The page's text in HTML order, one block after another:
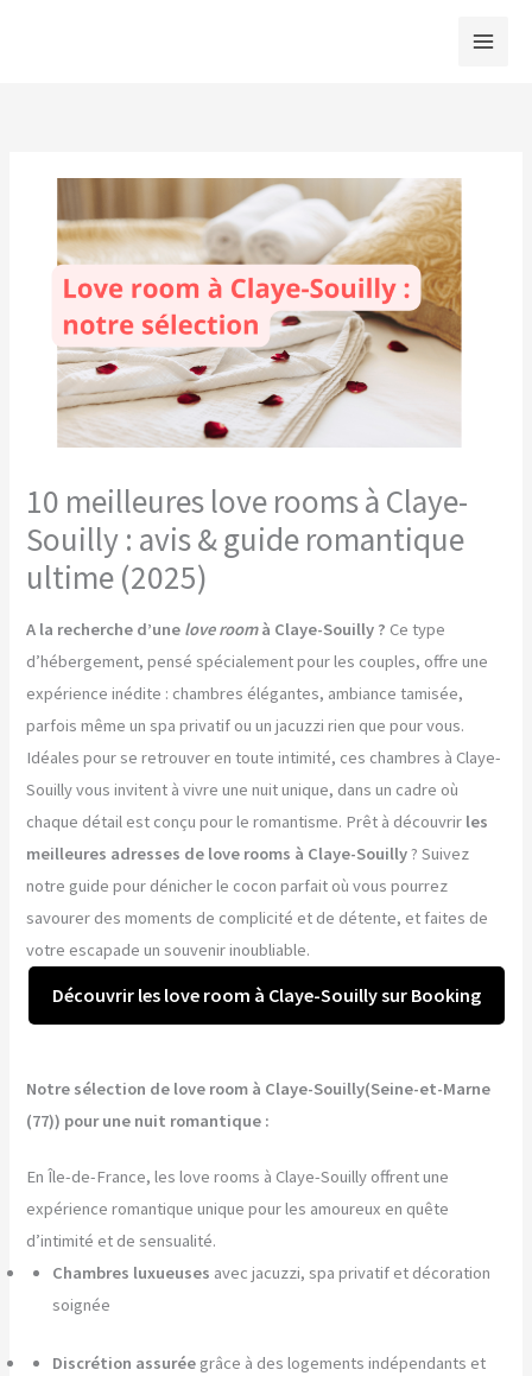
10 meilleures love rooms à Claye-
Souilly : avis & guide romantique
ultime (2025)
A la recherche d’une love roomà Claye-Souilly ? Ce type
d’hébergement, pensé spécialement pour les couples, offre une
expérience inédite : chambres élégantes, ambiance tamisée,
parfois même un spa privatif ou un jacuzzi rien que pour vous.
Idéales pour se retrouver en toute intimité, ces chambres à Claye-
Souilly vous invitent à vivre une nuit unique, dans un cadre où
chaque détail est conçu pour le romantisme. Prêt à découvrir les
meilleures adresses de love rooms à Claye-Souilly? Suivez
notre guide pour dénicher le cocon parfait où vous pourrez
savourer des moments de complicité et de détente, et faites de
votre escapade un souvenir inoubliable.
Découvrir les love room à Claye-Souilly sur Booking
Notre sélection de love room à Claye-Souilly(Seine-et-Marne
(77)) pour une nuit romantique :
En Île-de-France, les love rooms à Claye-Souilly offrent une
expérience romantique unique pour les amoureux en quête
d’intimité et de sensualité.
Chambres luxueuses avec jacuzzi, spa privatif et décoration
soignée
Discrétion assurée grâce à des logements indépendants et